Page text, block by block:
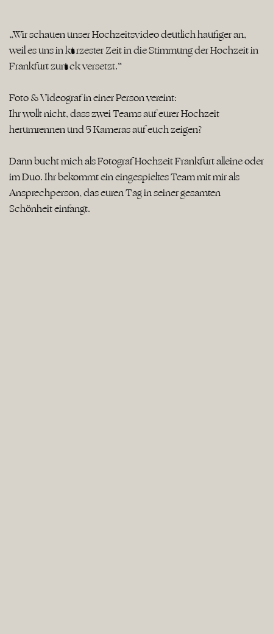
„Wir schauen unser Hochzeitsvideo deutlich häufiger an,
weil es uns in kürzester Zeit in die Stimmung der Hochzeit in
Frankfurt zurück versetzt.“
Foto & Videograf in einer Person vereint:
Ihr wollt nicht, dass zwei Teams auf eurer Hochzeit
herumrennen und 5 Kameras auf euch zeigen?
Dann bucht mich als Fotograf Hochzeit Frankfurt alleine oder
im Duo. Ihr bekommt ein eingespieltes Team mit mir als
Ansprechperson, das euren Tag in seiner gesamten
Schönheit einfängt.